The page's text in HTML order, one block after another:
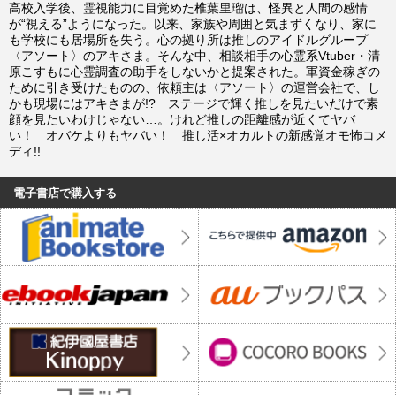
高校入学後、霊視能力に目覚めた椎葉里瑠は、怪異と人間の感情
が“視える”ようになった。以来、家族や周囲と気まずくなり、家に
も学校にも居場所を失う。心の拠り所は推しのアイドルグループ
〈アソート〉のアキさま。そんな中、相談相手の心霊系Vtuber・清
原こすもに心霊調査の助手をしないかと提案された。軍資金稼ぎの
ために引き受けたものの、依頼主は〈アソート〉の運営会社で、し
かも現場にはアキさまが!? ステージで輝く推しを見たいだけで素
顔を見たいわけじゃない…。けれど推しの距離感が近くてヤバ
い！ オバケよりもヤバい！ 推し活×オカルトの新感覚オモ怖コメ
ディ!!
電子書店で購入する